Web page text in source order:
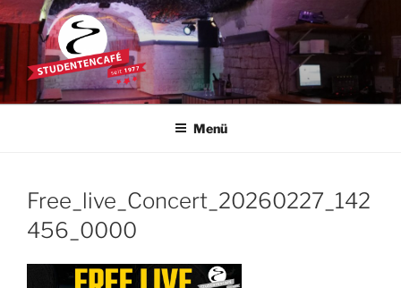
Zum
Inhalt
springen
STUDENTENCAFÉ
Die Kultkneipe in Ulm seit 1977
Menü
Free_live_Concert_20260227_142
456_0000